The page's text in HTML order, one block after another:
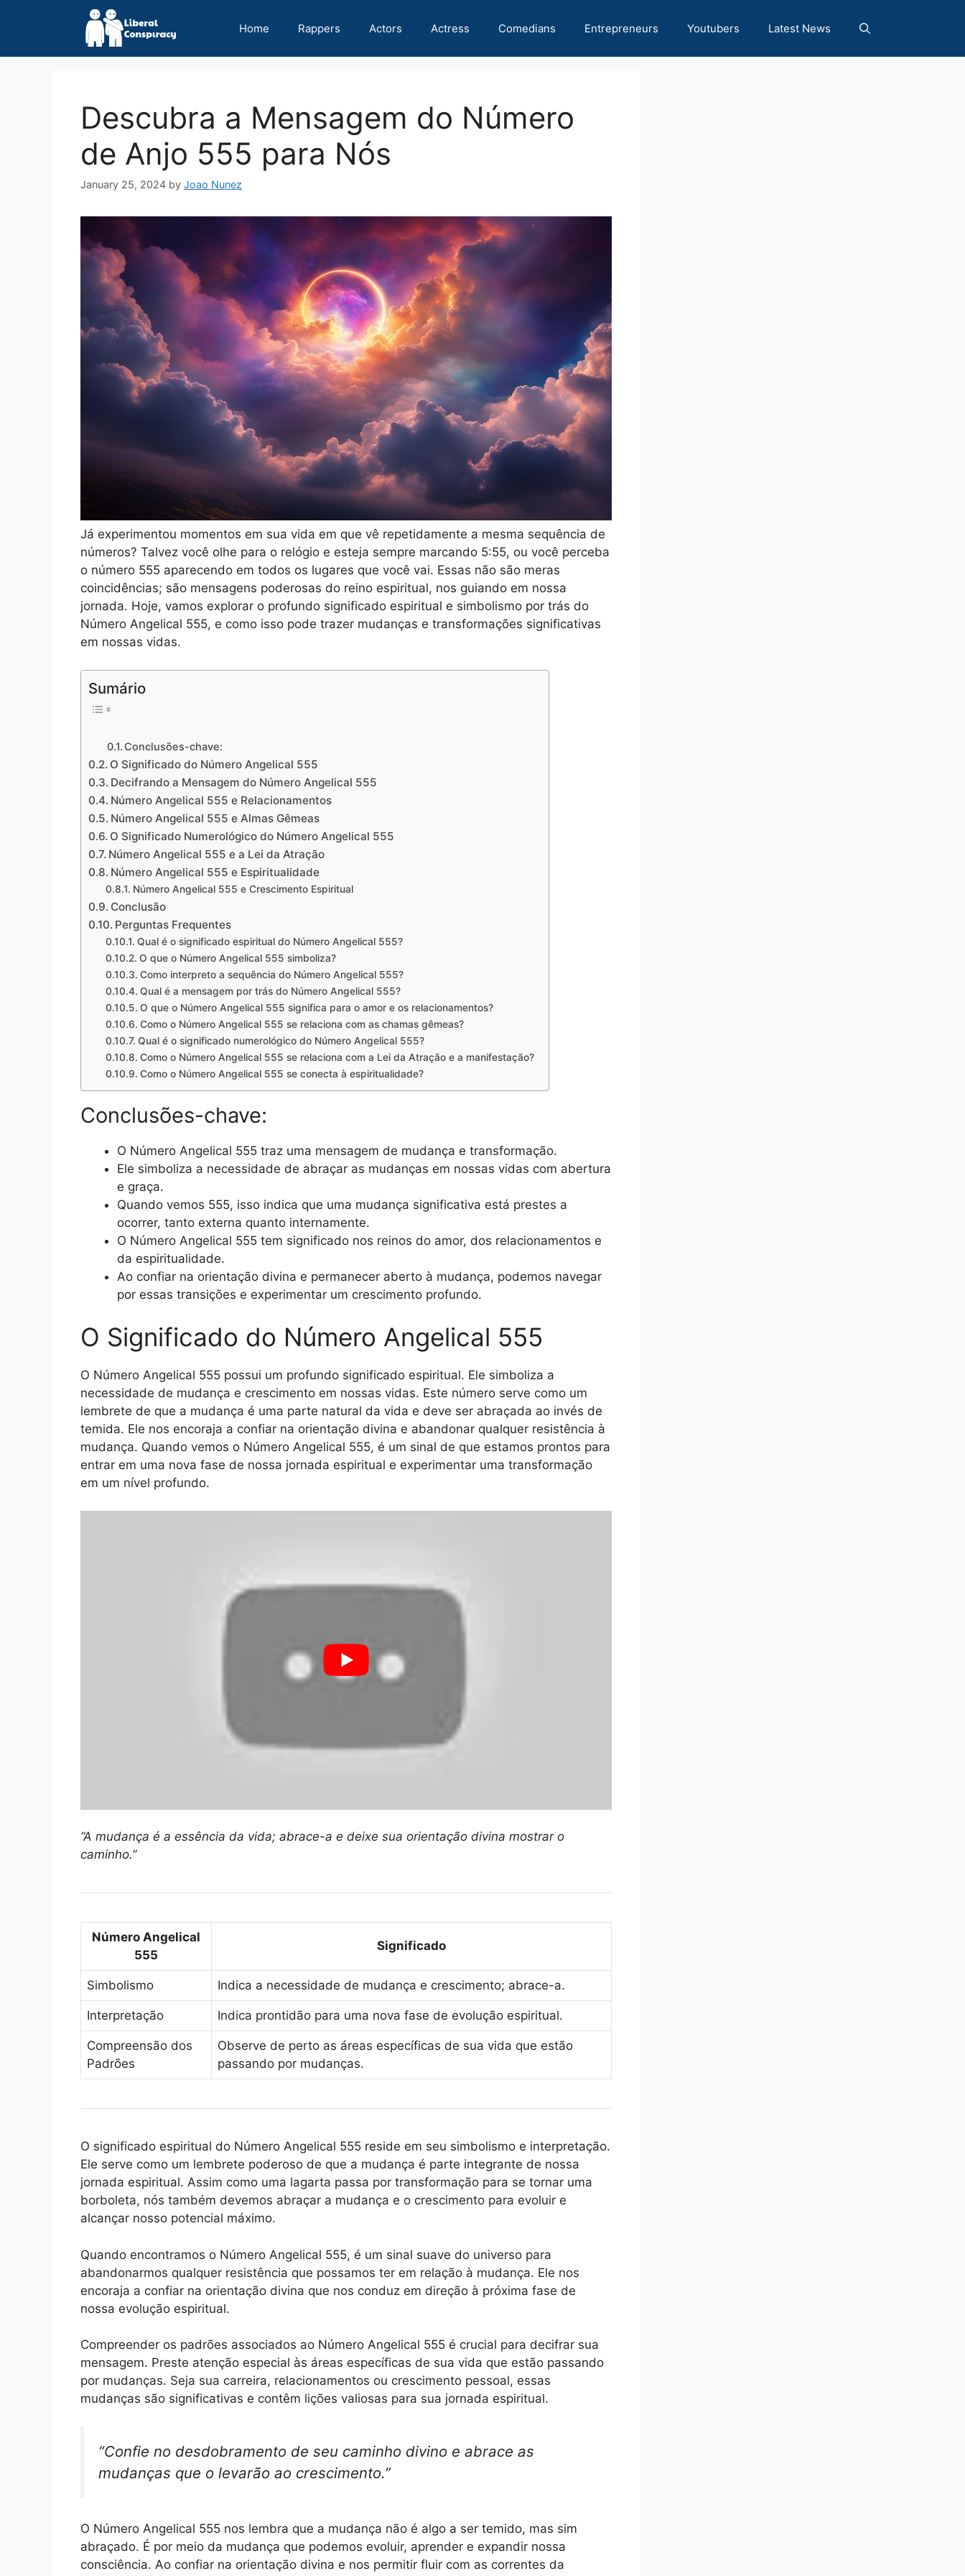
Home Rappers Actors Actress Comedians Entrepreneurs Youtubers Latest News
Descubra a Mensagem do Número
de Anjo 555 para Nós
January 25, 2024 by Joao Nunez
Já experimentou momentos em sua vida em que vê repetidamente a mesma sequência de
números? Talvez você olhe para o relógio e esteja sempre marcando 5:55, ou você perceba
o número 555 aparecendo em todos os lugares que você vai. Essas não são meras
coincidências; são mensagens poderosas do reino espiritual, nos guiando em nossa
jornada. Hoje, vamos explorar o profundo significado espiritual e simbolismo por trás do
Número Angelical 555, e como isso pode trazer mudanças e transformações significativas
em nossas vidas.
Sumário
Conclusões-chave:
O Significado do Número Angelical 555
Decifrando a Mensagem do Número Angelical 555
Número Angelical 555 e Relacionamentos
Número Angelical 555 e Almas Gêmeas
O Significado Numerológico do Número Angelical 555
Número Angelical 555 e a Lei da Atração
Número Angelical 555 e Espiritualidade
Número Angelical 555 e Crescimento Espiritual
Conclusão
Perguntas Frequentes
Qual é o significado espiritual do Número Angelical 555?
O que o Número Angelical 555 simboliza?
Como interpreto a sequência do Número Angelical 555?
Qual é a mensagem por trás do Número Angelical 555?
O que o Número Angelical 555 significa para o amor e os relacionamentos?
Como o Número Angelical 555 se relaciona com as chamas gêmeas?
Qual é o significado numerológico do Número Angelical 555?
Como o Número Angelical 555 se relaciona com a Lei da Atração e a manifestação?
Como o Número Angelical 555 se conecta à espiritualidade?
Conclusões-chave:
O Número Angelical 555 traz uma mensagem de mudança e transformação.
Ele simboliza a necessidade de abraçar as mudanças em nossas vidas com abertura
e graça.
Quando vemos 555, isso indica que uma mudança significativa está prestes a
ocorrer, tanto externa quanto internamente.
O Número Angelical 555 tem significado nos reinos do amor, dos relacionamentos e
da espiritualidade.
Ao confiar na orientação divina e permanecer aberto à mudança, podemos navegar
por essas transições e experimentar um crescimento profundo.
O Significado do Número Angelical 555
O Número Angelical 555 possui um profundo significado espiritual. Ele simboliza a
necessidade de mudança e crescimento em nossas vidas. Este número serve como um
lembrete de que a mudança é uma parte natural da vida e deve ser abraçada ao invés de
temida. Ele nos encoraja a confiar na orientação divina e abandonar qualquer resistência à
mudança. Quando vemos o Número Angelical 555, é um sinal de que estamos prontos para
entrar em uma nova fase de nossa jornada espiritual e experimentar uma transformação
em um nível profundo.
“A mudança é a essência da vida; abrace-a e deixe sua orientação divina mostrar o
caminho.”
Número Angelical
555
Significado
Simbolismo Indica a necessidade de mudança e crescimento; abrace-a.
Interpretação Indica prontidão para uma nova fase de evolução espiritual.
Compreensão dos
Padrões
Observe de perto as áreas específicas de sua vida que estão
passando por mudanças.
O significado espiritual do Número Angelical 555 reside em seu simbolismo e interpretação.
Ele serve como um lembrete poderoso de que a mudança é parte integrante de nossa
jornada espiritual. Assim como uma lagarta passa por transformação para se tornar uma
borboleta, nós também devemos abraçar a mudança e o crescimento para evoluir e
alcançar nosso potencial máximo.
Quando encontramos o Número Angelical 555, é um sinal suave do universo para
abandonarmos qualquer resistência que possamos ter em relação à mudança. Ele nos
encoraja a confiar na orientação divina que nos conduz em direção à próxima fase de
nossa evolução espiritual.
Compreender os padrões associados ao Número Angelical 555 é crucial para decifrar sua
mensagem. Preste atenção especial às áreas específicas de sua vida que estão passando
por mudanças. Seja sua carreira, relacionamentos ou crescimento pessoal, essas
mudanças são significativas e contêm lições valiosas para sua jornada espiritual.
“Confie no desdobramento de seu caminho divino e abrace as
mudanças que o levarão ao crescimento.”
O Número Angelical 555 nos lembra que a mudança não é algo a ser temido, mas sim
abraçado. É por meio da mudança que podemos evoluir, aprender e expandir nossa
consciência. Ao confiar na orientação divina e nos permitir fluir com as correntes da